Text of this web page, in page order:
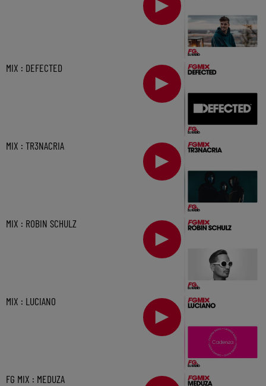
MIX : DEFECTED
MIX : TR3NACRIA
MIX : ROBIN SCHULZ
MIX : LUCIANO
FG MIX : MEDUZA